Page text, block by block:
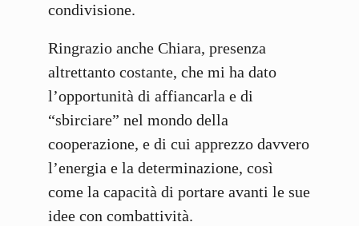
condivisione.
Ringrazio anche Chiara, presenza
altrettanto costante, che mi ha dato
l’opportunità di affiancarla e di
“sbirciare” nel mondo della
cooperazione, e di cui apprezzo davvero
l’energia e la determinazione, così
come la capacità di portare avanti le sue
idee con combattività.